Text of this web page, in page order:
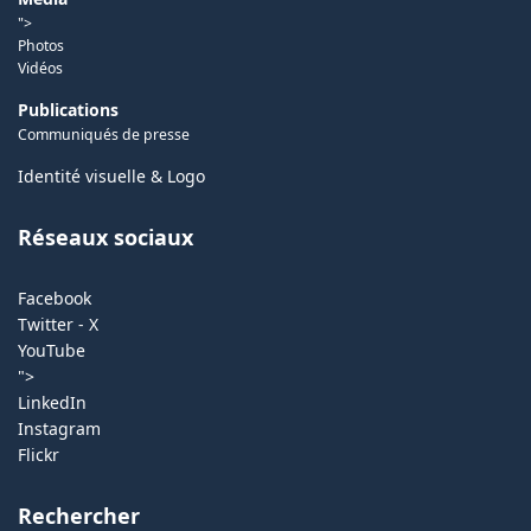
">
Photos
Vidéos
Publications
Communiqués de presse
Identité visuelle & Logo
Réseaux sociaux
Facebook
Twitter - X
YouTube
">
LinkedIn
Instagram
Flickr
Rechercher